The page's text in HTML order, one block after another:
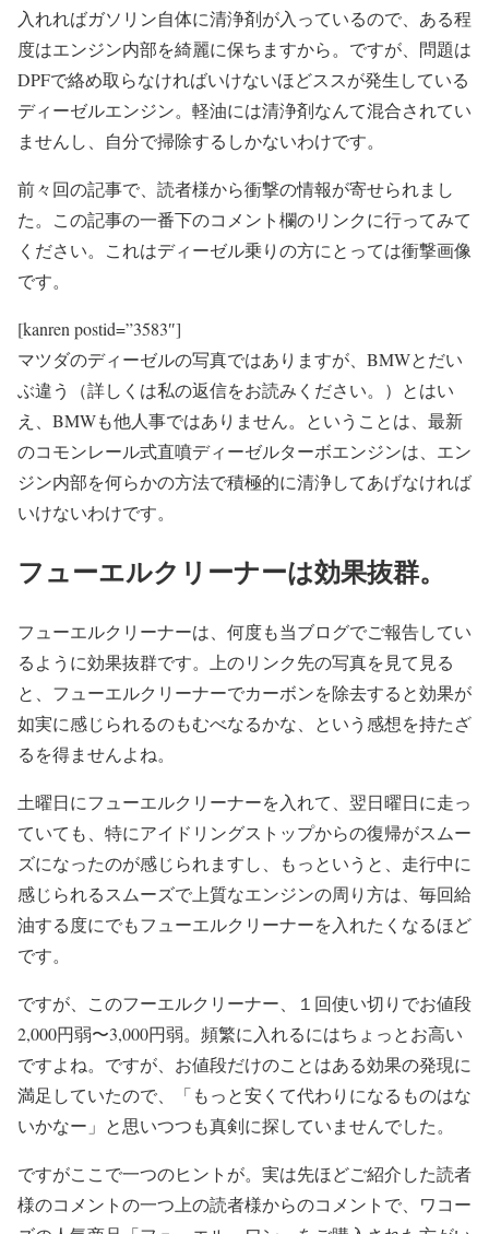
入れればガソリン自体に清浄剤が入っているので、ある程
度はエンジン内部を綺麗に保ちますから。ですが、問題は
DPFで絡め取らなければいけないほどススが発生している
ディーゼルエンジン。軽油には清浄剤なんて混合されてい
ませんし、自分で掃除するしかないわけです。
前々回の記事で、読者様から衝撃の情報が寄せられまし
た。この記事の一番下のコメント欄のリンクに行ってみて
ください。これはディーゼル乗りの方にとっては衝撃画像
です。
[kanren postid=”3583″]
マツダのディーゼルの写真ではありますが、BMWとだい
ぶ違う（詳しくは私の返信をお読みください。）とはい
え、BMWも他人事ではありません。ということは、最新
のコモンレール式直噴ディーゼルターボエンジンは、エン
ジン内部を何らかの方法で積極的に清浄してあげなければ
いけないわけです。
フューエルクリーナーは効果抜群。
フューエルクリーナーは、何度も当ブログでご報告してい
るように効果抜群です。上のリンク先の写真を見て見る
と、フューエルクリーナーでカーボンを除去すると効果が
如実に感じられるのもむべなるかな、という感想を持たざ
るを得ませんよね。
土曜日にフューエルクリーナーを入れて、翌日曜日に走っ
ていても、特にアイドリングストップからの復帰がスムー
ズになったのが感じられますし、もっというと、走行中に
感じられるスムーズで上質なエンジンの周り方は、毎回給
油する度にでもフューエルクリーナーを入れたくなるほど
です。
ですが、このフーエルクリーナー、１回使い切りでお値段
2,000円弱〜3,000円弱。頻繁に入れるにはちょっとお高い
ですよね。ですが、お値段だけのことはある効果の発現に
満足していたので、「もっと安くて代わりになるものはな
いかなー」と思いつつも真剣に探していませんでした。
ですがここで一つのヒントが。実は先ほどご紹介した読者
様のコメントの一つ上の読者様からのコメントで、ワコー